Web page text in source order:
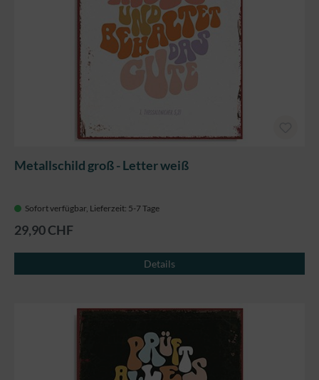
Metallschild groß - Letter weiß
Sofort verfügbar, Lieferzeit: 5-7 Tage
29,90 CHF
Details